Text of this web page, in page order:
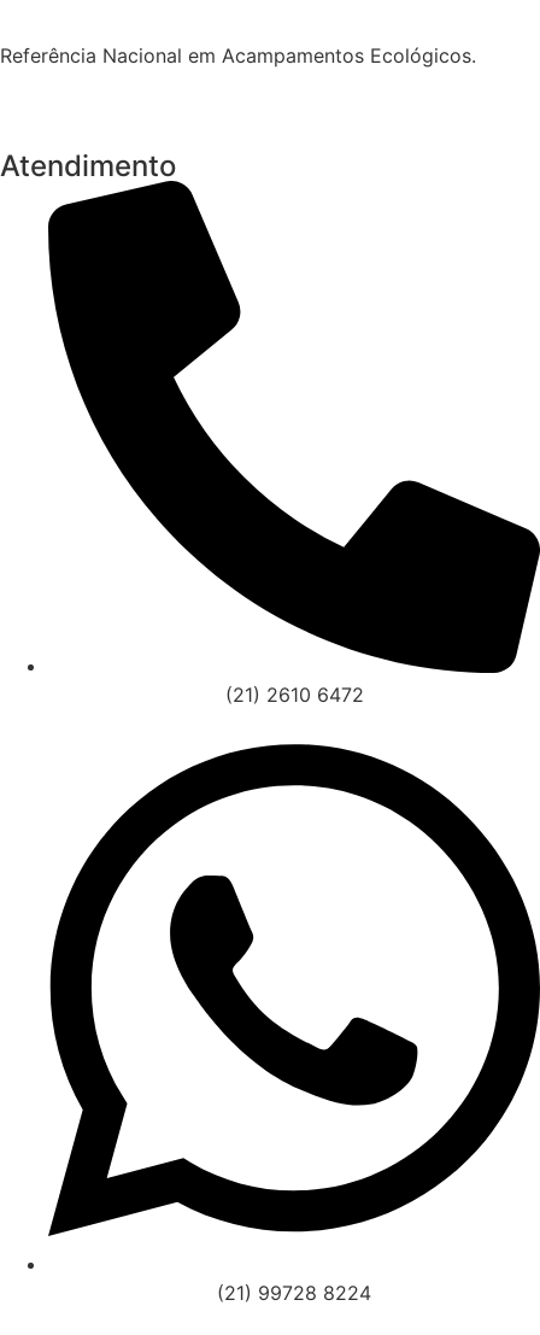
Referência Nacional em Acampamentos Ecológicos.
Atendimento
(21) 2610 6472
(21) 99728 8224